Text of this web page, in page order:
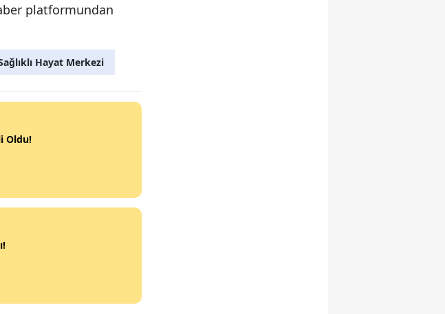
platformundan
Hayat Merkezi
Oldu!